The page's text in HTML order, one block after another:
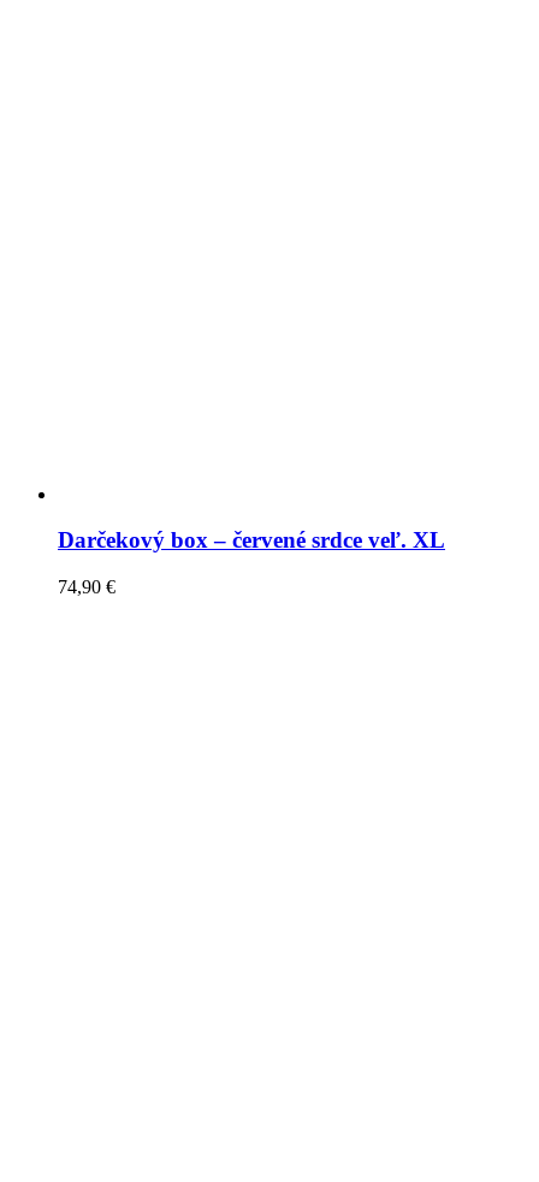
Darčekový box – červené srdce veľ. XL
74,90 €